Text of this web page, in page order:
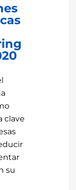
clave
su